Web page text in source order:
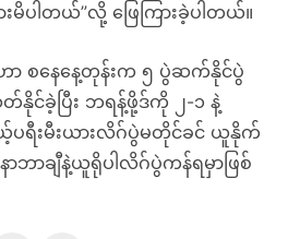
ပါတယ်”လို့ ဖြေကြားခဲ့ပါတယ်။
နေနေ့တုန်းက ၅ ပွဲဆက်နိုင်ပွဲ
င်ခဲ့ပြီး ဘရန့်ဖို့ဒ်ကို ၂-၁ နဲ့
ပရီးမီးယားလိဂ်ပွဲမတိုင်ခင် ယူနိုက်
ဘာချီနဲ့ယူရိုပါလိဂ်ပွဲကန်ရမှာဖြစ်